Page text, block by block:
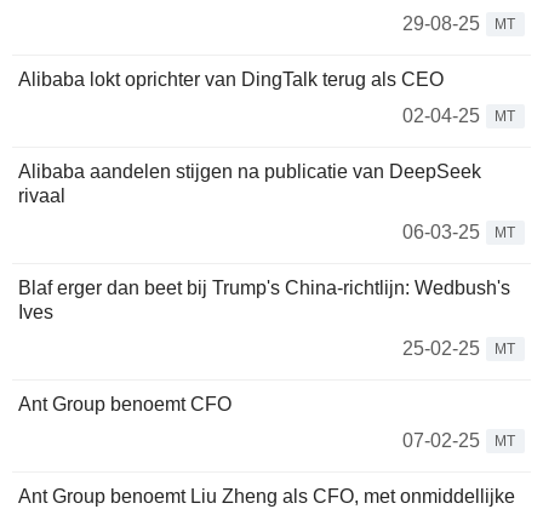
29-08-25
MT
Alibaba lokt oprichter van DingTalk terug als CEO
02-04-25
MT
Alibaba aandelen stijgen na publicatie van DeepSeek
rivaal
06-03-25
MT
Blaf erger dan beet bij Trump's China-richtlijn: Wedbush's
Ives
25-02-25
MT
Ant Group benoemt CFO
07-02-25
MT
Ant Group benoemt Liu Zheng als CFO, met onmiddellijke